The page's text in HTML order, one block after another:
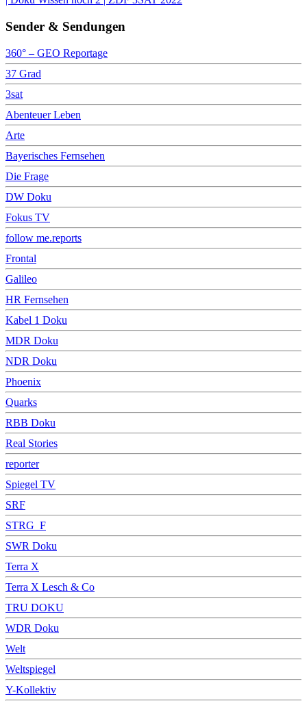
Sender & Sendungen
360° – GEO Reportage
37 Grad
3sat
Abenteuer Leben
Arte
Bayerisches Fernsehen
Die Frage
DW Doku
Fokus TV
follow me.reports
Frontal
Galileo
HR Fernsehen
Kabel 1 Doku
MDR Doku
NDR Doku
Phoenix
Quarks
RBB Doku
Real Stories
reporter
Spiegel TV
SRF
STRG_F
SWR Doku
Terra X
Terra X Lesch & Co
TRU DOKU
WDR Doku
Welt
Weltspiegel
Y-Kollektiv